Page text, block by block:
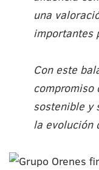
una
importantes
Con este
sostenible y
la evolución